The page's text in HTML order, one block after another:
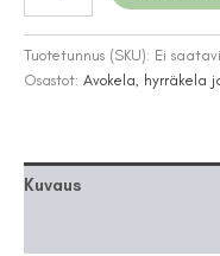
-
uisteluvavat
Tuotetunnus (SKU): Ei
Osastot: Avokela, hyrräkela
Kuvaus